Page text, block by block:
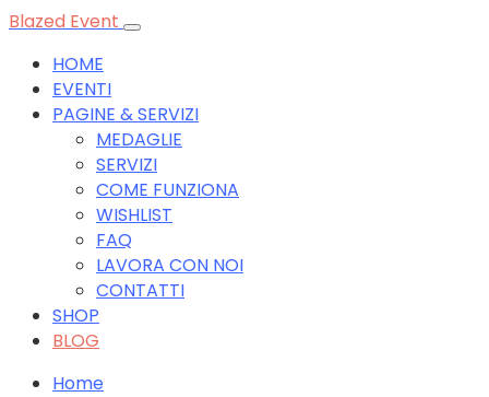
Blazed Event
HOME
EVENTI
PAGINE & SERVIZI
MEDAGLIE
SERVIZI
COME FUNZIONA
WISHLIST
FAQ
LAVORA CON NOI
CONTATTI
SHOP
BLOG
Home